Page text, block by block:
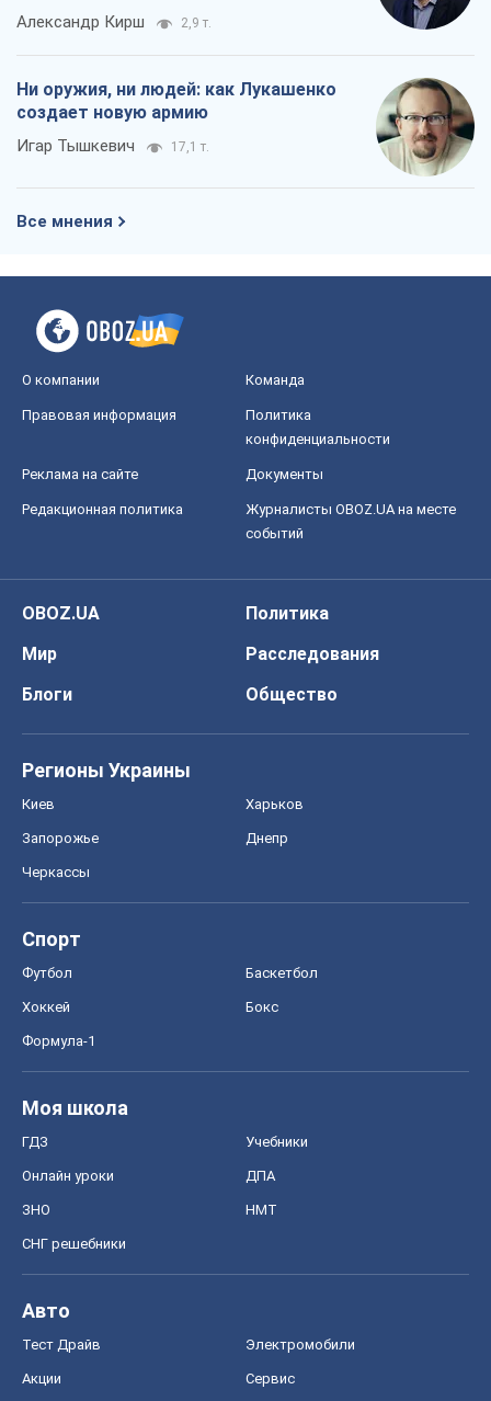
Александр Кирш 2,9 т.
Ни оружия, ни людей: как Лукашенко
создает новую армию
Игар Тышкевич 17,1 т.
Все мнения
О компании Команда
Правовая информация
Политика
конфиденциальности
Реклама на сайте Документы
Редакционная политика
Журналисты OBOZ.UA на месте
событий
OBOZ.UA
Политика
Мир
Расследования
Блоги
Общество
Регионы Украины
Киев Харьков
Запорожье Днепр
Черкассы
Спорт
Футбол Баскетбол
Хоккей Бокс
Формула-1
Моя школа
ГДЗ Учебники
Онлайн уроки ДПА
ЗНО НМТ
СНГ решебники
Авто
Тест Драйв Электромобили
Акции Сервис